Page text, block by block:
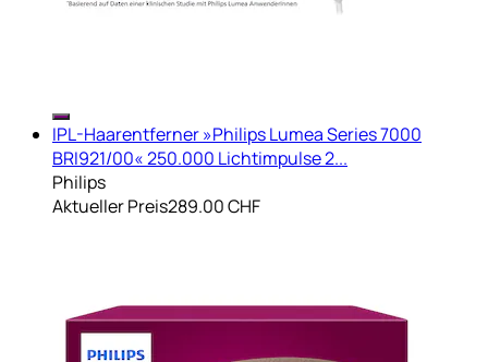
IPL-Haarentferner »Philips Lumea Series 7000
BRI921/00« 250.000 Lichtimpulse 2...
Philips
Aktueller Preis289.00 CHF